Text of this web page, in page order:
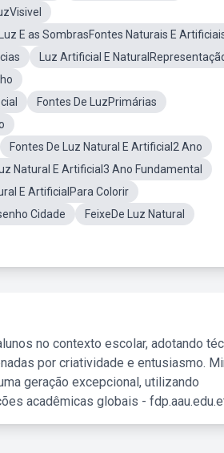
E as SombrasFontes Naturais E
Luz Artificial E
Fontes De LuzPrimárias
Fontes De Luz Natural E Artificial2 Ano
Natural E Artificial3 Ano Fundamental
E ArtificialPara Colorir
Cidade
FeixeDe Luz Natural
no contexto escolar, adotando
por criatividade e entusiasmo.
geração excepcional, utilizando
acadêmicas globais -